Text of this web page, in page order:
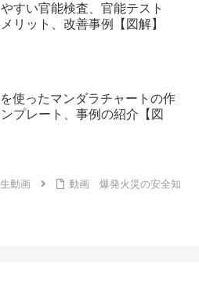
すい官能検査、官能テスト
リット、改善事例【図解】
使ったマンダラチャートの作
プレート、事例の紹介【図
動画
動画 爆発火災の安全知